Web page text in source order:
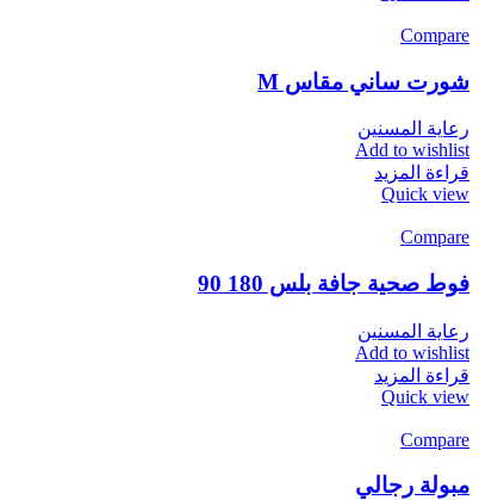
Compare
شورت ساني مقاس M
رعاية المسنين
Add to wishlist
قراءة المزيد
Quick view
Compare
فوط صحية جافة بلس 180 90
رعاية المسنين
Add to wishlist
قراءة المزيد
Quick view
Compare
مبولة رجالي